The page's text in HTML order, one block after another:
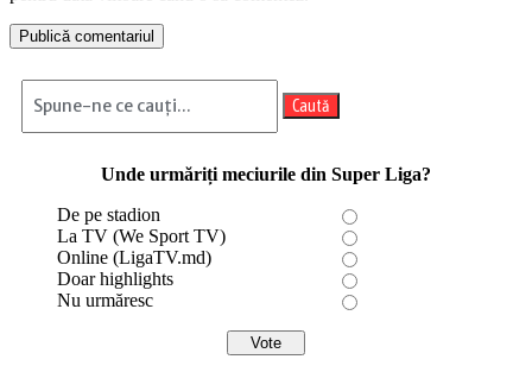
Caută
Unde urmăriți meciurile din Super Liga?
De pe stadion
La TV (We Sport TV)
Online (LigaTV.md)
Doar highlights
Nu urmăresc